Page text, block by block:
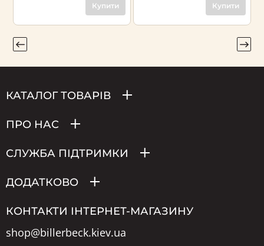
Купити Купити
КАТАЛОГ ТОВАРІВ
ПРО НАС
СЛУЖБА ПІДТРИМКИ
ДОДАТКОВО
КОНТАКТИ ІНТЕРНЕТ-МАГАЗИНУ
shop@billerbeck.kiev.ua